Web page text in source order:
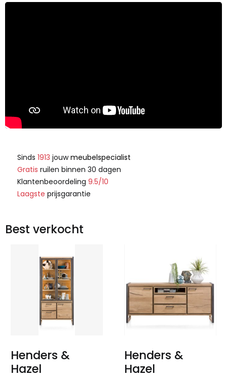
Sinds 1913 jouwmeubelspecialist
Gratis ruilen binnen 30 dagen
Klantenbeoordeling 9.5/10
Laagste prijsgarantie
Best verkocht
Henders &
Hazel
Henders &
Hazel